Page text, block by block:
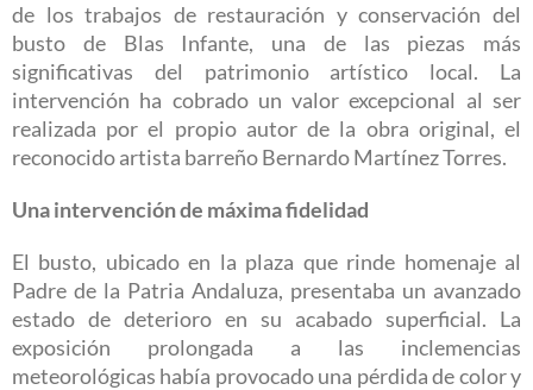
de los trabajos de restauración y conservación del
busto de Blas Infante, una de las piezas más
significativas del patrimonio artístico local. La
intervención ha cobrado un valor excepcional al ser
realizada por el propio autor de la obra original, el
reconocido artista barreño Bernardo Martínez Torres.
Una intervención de máxima fidelidad
El busto, ubicado en la plaza que rinde homenaje al
Padre de la Patria Andaluza, presentaba un avanzado
estado de deterioro en su acabado superficial. La
exposición prolongada a las inclemencias
meteorológicas había provocado una pérdida de color y